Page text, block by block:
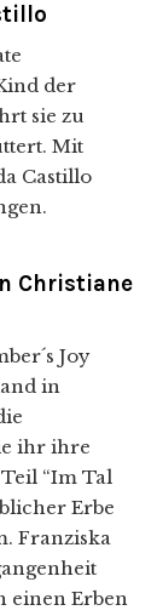
der
sie zu
Mit
Castillo
Christiane
Joy
in
ihr ihre
“Im Tal
Erbe
Franziska
einen Erben